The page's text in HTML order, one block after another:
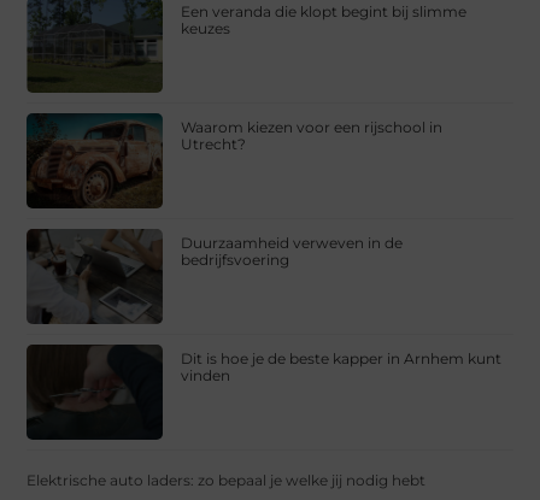
Een veranda die klopt begint bij slimme
keuzes
Waarom kiezen voor een rijschool in
Utrecht?
Duurzaamheid verweven in de
bedrijfsvoering
Dit is hoe je de beste kapper in Arnhem kunt
vinden
Elektrische auto laders: zo bepaal je welke jij nodig hebt